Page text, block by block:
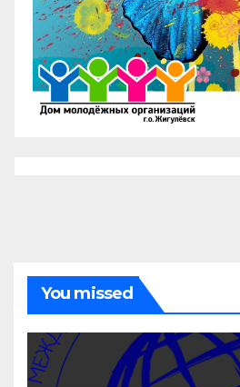
You missed